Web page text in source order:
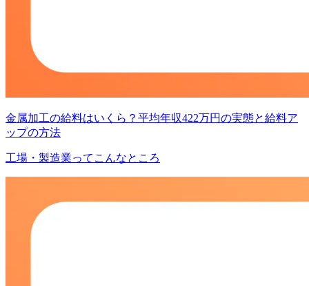
金属加工の給料はいくら？平均年収422万円の実態と給料ア
ップの方法
工場・製造業ってこんなところ